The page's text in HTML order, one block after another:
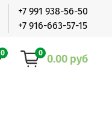
+7 991 938-56-50
+7 916-663-57-15
0 0 0.00 руб